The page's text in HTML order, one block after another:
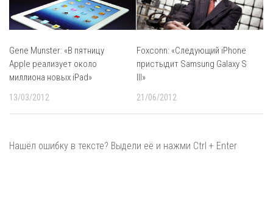
Gene Munster: «В пятницу
Apple реализует около
миллиона новых iPad»
13/03/2012
Foxconn: «Следующий iPhone
пристыдит Samsung Galaxy S
III»
21/06/2012
Нашёл ошибку в тексте? Выдели её и нажми Ctrl + Enter